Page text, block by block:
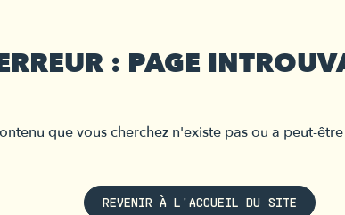
: PAGE
que vous cherchez n'existe pas ou a peut-
REVENIR À L'ACCUEIL DU SITE